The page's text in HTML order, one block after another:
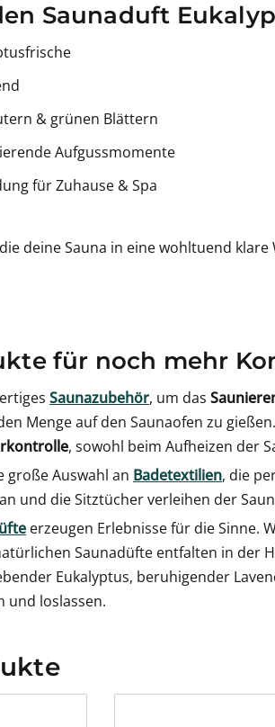
Saunaduft
& grünen Blättern
Aufgussmomente
für Zuhause & Spa
deine Sauna in eine wohltuend
für noch mehr
Saunazubehör, um das
Menge auf den Saunaofen zu
, sowohl beim Aufheizen der
große Auswahl an Badetextilien, die
und die Sitztücher verleihen der
erzeugen Erlebnisse für die Sinne.
Saunadüfte entfalten in der
Eukalyptus, beruhigender
und loslassen.